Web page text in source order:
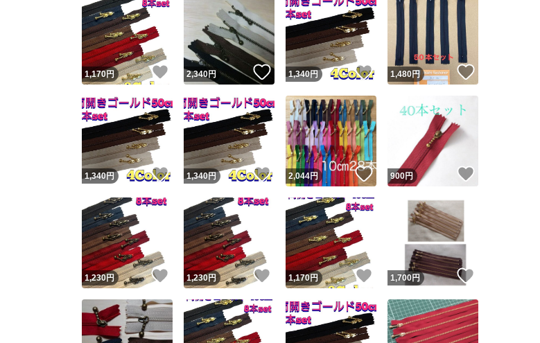
1,170円 いいね！
2,340円 いいね！
1,340円 いいね！
1,480円
1,340円 いいね！
1,340円 いいね！
2,044円 いいね！
900円
1,230円 いいね！
1,230円 いいね！
1,170円 いいね！
1,700円